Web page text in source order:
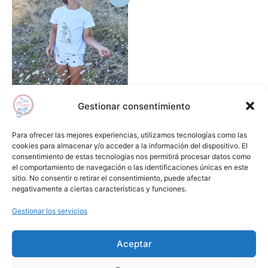
Gestionar consentimiento
Para ofrecer las mejores experiencias, utilizamos tecnologías como las
cookies para almacenar y/o acceder a la información del dispositivo. El
consentimiento de estas tecnologías nos permitirá procesar datos como
el comportamiento de navegación o las identificaciones únicas en este
sitio. No consentir o retirar el consentimiento, puede afectar
negativamente a ciertas características y funciones.
Gestionar los servicios
Aceptar
Baño
MARTINICA
28,90€
original
era:
28,90€.
20,00€
actual
20,00€.
Seleccionar opciones
producto
tiene
múltiples
variantes.
Las
opciones
en
la
página
de
Añadir a lista de deseos